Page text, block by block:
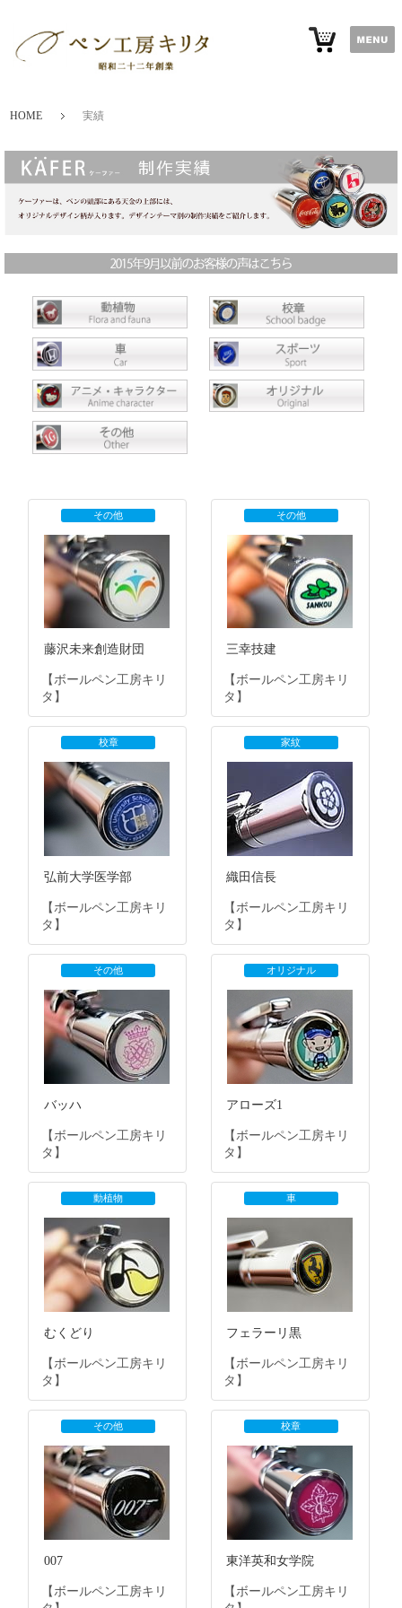
HOME 実績
藤沢未来創造財団
その他
【ボールペン工房キリ
タ】
三幸技建
その他
【ボールペン工房キリ
タ】
弘前大学医学部
校章
【ボールペン工房キリ
タ】
織田信長
家紋
【ボールペン工房キリ
タ】
バッハ
その他
【ボールペン工房キリ
タ】
アローズ1
オリジナル
【ボールペン工房キリ
タ】
むくどり
動植物
【ボールペン工房キリ
タ】
フェラーリ黒
車
【ボールペン工房キリ
タ】
007
その他
【ボールペン工房キリ
東洋英和女学院
校章
【ボールペン工房キリ